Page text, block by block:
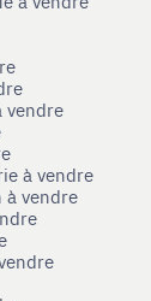
vendre
à vendre
à vendre